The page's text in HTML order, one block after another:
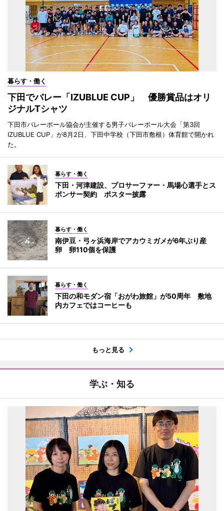
暮らす・働く
下田でバレー「IZUBLUE CUP」 優勝賞品はオリ
ジナルTシャツ
下田市バレーボール協会が主催する男子バレーボール大会「第3回
IZUBLUE CUP」が8月2日、下田中学校（下田市敷根）体育館で開かれ
た。
暮らす・働く
下田・河津建設、プロサーファー・馬場心選手とス
ポンサー契約 ポスター披露
暮らす・働く
南伊豆・弓ヶ浜海岸でアカウミガメが6年ぶり産
卵 卵110個を保護
暮らす・働く
下田の和モダン宿「おがわ旅館」が50周年 敷地
内カフェではコーヒーも
もっと見る
学ぶ・知る